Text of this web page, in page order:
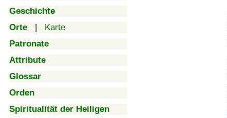
Geschichte
Orte | Karte
Patronate
Attribute
Glossar
Orden
Spiritualität der Heiligen